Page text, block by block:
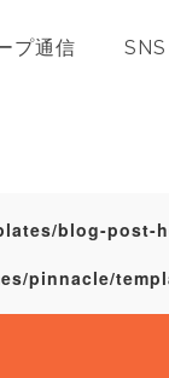
プ通信 SNS
blog-post-
pinnacle/